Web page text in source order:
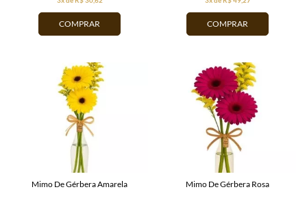
COMPRAR COMPRAR
Mimo De Gérbera Amarela Mimo De Gérbera Rosa